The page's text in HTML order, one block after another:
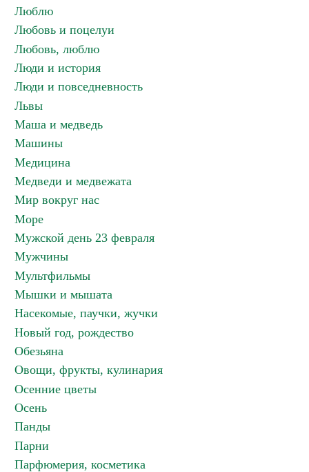
Люблю
Любовь и поцелуи
Любовь, люблю
Люди и история
Люди и повседневность
Львы
Маша и медведь
Машины
Медицина
Медведи и медвежата
Мир вокруг нас
Море
Мужской день 23 февраля
Мужчины
Мультфильмы
Мышки и мышата
Насекомые, паучки, жучки
Новый год, рождество
Обезьяна
Овощи, фрукты, кулинария
Осенние цветы
Осень
Панды
Парни
Парфюмерия, косметика